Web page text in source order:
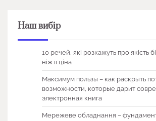
Наш вибір
10 речей, які розкажуть про якість
ніж її ціна
Максимум пользы – как раскрыть
возможности, которые дарит
электронная книга
Мережеве обладнання –